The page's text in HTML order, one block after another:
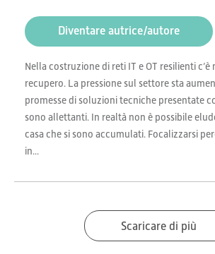
Diventare autrice/autore
Nella costruzione di reti IT e OT resilienti c’è
recupero. La pressione sul settore sta
promesse di soluzioni tecniche presentate
sono allettanti. In realtà non è possibile
casa che si sono accumulati. Focalizzarsi
in...
Scaricare di più